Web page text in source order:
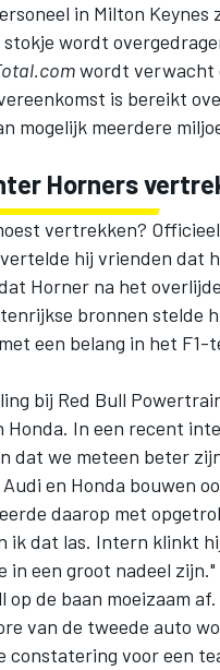
in Milton
wordt
wordt verwacht
is bereikt
mogelijk meerdere
Horners
vertrekken?
hij vrienden dat
Horner na het
bronnen stelde
een belang in het
bij Red Bull
Honda. In een recent
dat we meteen beter
Audi en Honda bouwen
daarop met
ik dat las. Intern klinkt
in een groot nadeel zijn."
op de baan moeizaam
van de tweede auto
voor een